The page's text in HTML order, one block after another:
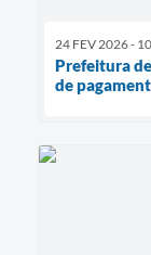
24 FEV 2026 -
Prefeitura
de